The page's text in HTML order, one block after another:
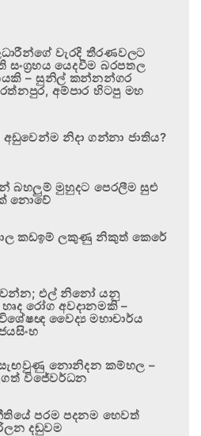
වැරදි තීරණවලට
යෙදවීම බරපතල
– සුනිල් කන්නන්ගර
අම්පාර හිටපු මහ
නිදා ගන්නා ජාතිය?
බහලුම් මුහුදට පෙරලීම සුළු
නොවේ
කඩඉම් ලකුණු නිකුත් කෙරේ
වන්න; එල් නිනෝ යනු
රෝග අවදානමකි –
විශේෂඥ වෛද්‍ය මහාචාර්ය
නොනිදන කම්හල –
විජේවර්ධන
පරම පදනම හෙවත්
දඬුවම